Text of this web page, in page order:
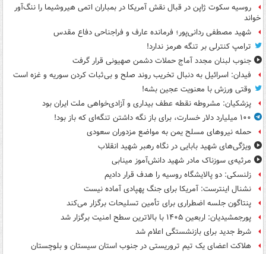
روسیه سکوت ژاپن در قبال نقش آمریکا در بمباران اتمی هیروشیما را ننگ‌آور
خواند
شهید مصطفی ردانی‌پور؛ فرمانده عارف و فراجناحی دفاع مقدس
ترامپ کنترلی بر تنگه هرمز ندارد!
جنوب لبنان مجدد آماج حملات دشمن صهیونی قرار گرفت
فیدان: اسرائیل به دنبال تخریب روند صلح و بی‌ثبات کردن سوریه و غزه است
وقتی ورزش با معنویت عجین بشه!
پزشکیان: مشروطه نقطه عطف بیداری و آزادی‌خواهی ملت ایران بود
۱۰۰ میلیارد دلار خسارت، برای باز نگه داشتن تنگه‌ای که باز بود!
حمله نیروهای مسلح یمن به مواضع مزدوران سعودی
ویژگی‌های شهید بابایی در نگاه رهبر شهید انقلاب
مرثیه‌ی سوزناک مادر شهید دانش‌آموز مینابی
زلنسکی: دو پالایشگاه روسیه را هدف قرار دادیم
نشنال اینترست: آمریکا برای جنگ پهپادی آماده نیست
پنتاگون جلسه اضطراری برای تأمین تسلیحات برگزار می‌کند
پورجمشیدیان: اربعین ۱۴۰۵ با بالاترین سطح امنیت برگزار شد
شرط جدید برای بازنشستگی اعلام شد
هلاکت اعضای یک تیم تروریستی در جنوب استان سیستان و بلوچستان